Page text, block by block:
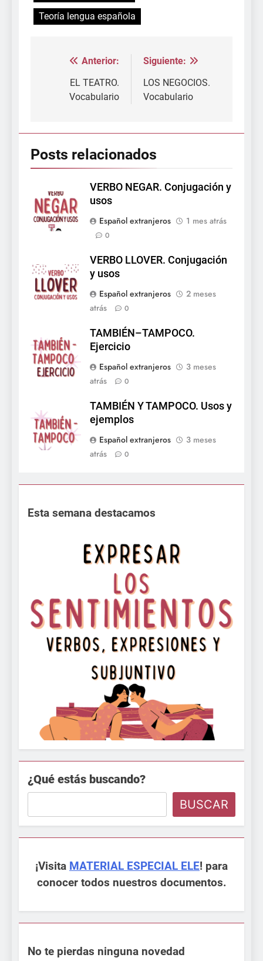
Teoría lengua española
Navegación
Anterior:
EL TEATRO.
Vocabulario
Siguiente:
LOS NEGOCIOS.
Vocabulario
Posts relacionados
VERBO NEGAR. Conjugación y
usos
Español extranjeros
1 mes atrás
0
VERBO LLOVER. Conjugación
y usos
Español extranjeros
2 meses
atrás
0
TAMBIÉN–TAMPOCO.
Ejercicio
Español extranjeros
3 meses
atrás
0
TAMBIÉN Y TAMPOCO. Usos y
ejemplos
Español extranjeros
3 meses
atrás
0
Esta semana destacamos
¿Qué estás buscando?
BUSCAR
¡Visita MATERIAL ESPECIAL ELE! para
conocer todos nuestros documentos.
No te pierdas ninguna novedad